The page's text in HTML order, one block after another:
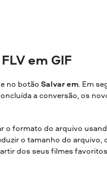
em GIF
no botão Salvar em. Em
a conversão, os
o formato do arquivo
o tamanho do
dos seus filmes